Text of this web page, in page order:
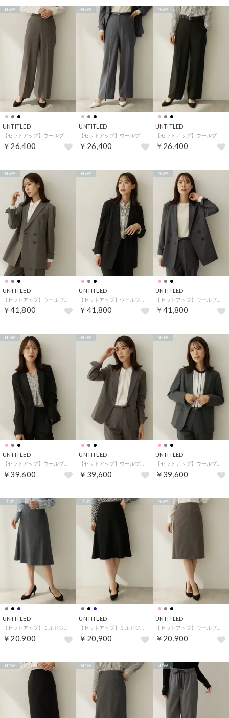
UNTITLED
【セットアップ】ウールブレンドワイドパンツ （ピンクベージュ(053)）
￥26,400
NEW
UNTITLED
【セットアップ】ウールブレンドワイドパンツ （チャコールグレー(013)）
￥26,400
NEW
UNTITLED
【セットアップ】ウールブレンドワイドパンツ （ブラック(019)）
￥26,400
NEW
UNTITLED
￥41,800
NEW
UNTITLED
￥41,800
NEW
UNTITLED
【セットアップ】ウールブレンドダブルジャケット （チャコールグレー(013)）
￥41,800
NEW
UNTITLED
￥39,600
NEW
UNTITLED
￥39,600
NEW
UNTITLED
【セットアップ】ウールブレンドテーラードジャケット （チャコールグレー(013)）
￥39,600
NEW
UNTITLED
￥20,900
予約
UNTITLED
￥20,900
予約
UNTITLED
【セットアップ】ウールブレンドタイトスカート （ピンクベージュ(053)）
￥20,900
NEW
NEW NEW NEW